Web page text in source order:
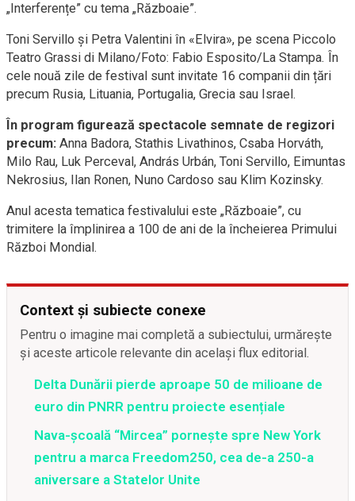
„Interferențe” cu tema „Războaie”.
Toni Servillo și Petra Valentini în «Elvira», pe scena Piccolo
Teatro Grassi di Milano/Foto: Fabio Esposito/La Stampa. În
cele nouă zile de festival sunt invitate 16 companii din țări
precum Rusia, Lituania, Portugalia, Grecia sau Israel.
În program figurează spectacole semnate de regizori
precum: Anna Badora, Stathis Livathinos, Csaba Horváth,
Milo Rau, Luk Perceval, András Urbán, Toni Servillo, Eimuntas
Nekrosius, Ilan Ronen, Nuno Cardoso sau Klim Kozinsky.
Anul acesta tematica festivalului este „Războaie”, cu
trimitere la împlinirea a 100 de ani de la încheierea Primului
Război Mondial.
Context și subiecte conexe
Pentru o imagine mai completă a subiectului, urmărește
și aceste articole relevante din același flux editorial.
Delta Dunării pierde aproape 50 de milioane de
euro din PNRR pentru proiecte esențiale
Nava-școală “Mircea” pornește spre New York
pentru a marca Freedom250, cea de-a 250-a
aniversare a Statelor Unite